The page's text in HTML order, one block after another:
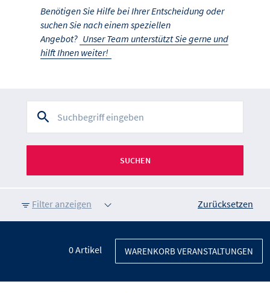
Benötigen Sie Hilfe bei Ihrer Entscheidung oder
suchen Sie nach einem speziellen
Angebot? Unser Team unterstützt Sie gerne und
hilft Ihnen weiter!
SUCHEN
Filter anzeigen Zurücksetzen
0Artikel WARENKORB VERANSTALTUNGEN